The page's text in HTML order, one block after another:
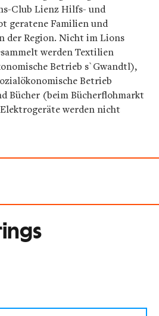
Club Lienz Hilfs- und
geratene Familien und
der Region. Nicht im Lions
werden Textilien
Betrieb s`Gwandtl),
Betrieb
Bücher (beim Bücherflohmarkt
werden nicht